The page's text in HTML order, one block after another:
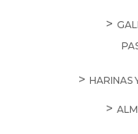
HARINAS